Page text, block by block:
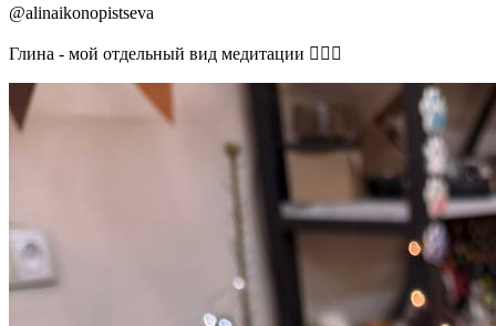
@alinaikonopistseva
Глина - мой отдельный вид медитации 🧘🏽‍♀️